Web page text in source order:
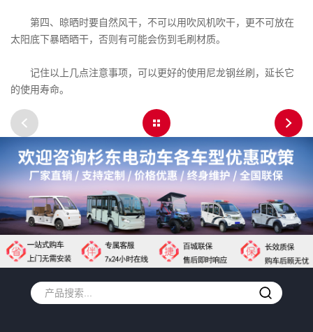
第四、晾晒时要自然风干，不可以用吹风机吹干，更不可放在
太阳底下暴晒晒干，否则有可能会伤到毛刷材质。
记住以上几点注意事项，可以更好的使用尼龙钢丝刷，延长它
的使用寿命。